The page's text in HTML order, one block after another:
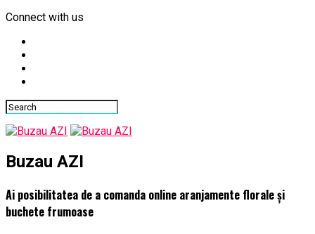
Connect with us
Buzau AZI
Ai posibilitatea de a comanda online aranjamente florale și
buchete frumoase